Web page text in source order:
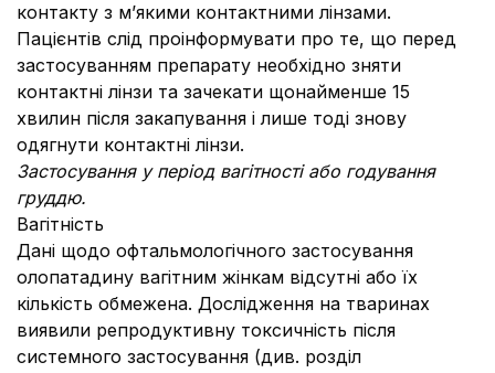
контакту з м’якими контактними лінзами.
Пацієнтів слід проінформувати про те, що перед
застосуванням препарату необхідно зняти
контактні лінзи та зачекати щонайменше 15
хвилин після закапування і лише тоді знову
одягнути контактні лінзи.
Застосування у період вагітності або годування
груддю.
Вагітність
Дані щодо офтальмологічного застосування
олопатадину вагітним жінкам відсутні або їх
кількість обмежена. Дослідження на тваринах
виявили репродуктивну токсичність після
системного застосування (див. розділ